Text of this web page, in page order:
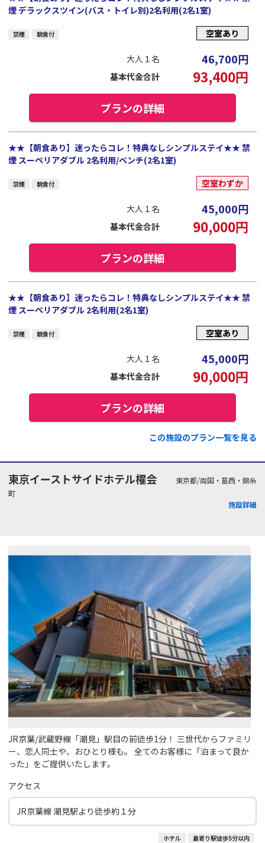
煙 デラックスツイン(バス・トイレ別)2名利用(2名1室)
禁煙 朝食付 空室あり
大人１名 46,700円
基本代金合計 93,400円
プランの詳細
★★【朝食あり】迷ったらコレ！特典なしシンプルステイ★★ 禁
煙 スーペリアダブル 2名利用/ベンチ(2名1室)
禁煙 朝食付 空室わずか
大人１名 45,000円
基本代金合計 90,000円
プランの詳細
★★【朝食あり】迷ったらコレ！特典なしシンプルステイ★★ 禁
煙 スーペリアダブル 2名利用(2名1室)
禁煙 朝食付 空室あり
大人１名 45,000円
基本代金合計 90,000円
プランの詳細
この施設のプラン一覧を見る
東京イーストサイドホテル櫂会
東京都/両国・葛西・錦糸
町
施設詳細
JR京葉/武蔵野線「潮見」駅目の前徒歩1分！ 三世代からファミリ
ー、恋人同士や、おひとり様も。 全てのお客様に「泊まって良か
った」をご提供いたします。
アクセス
JR京葉線 潮見駅より徒歩約１分
ホテル 最寄り駅徒歩5分以内